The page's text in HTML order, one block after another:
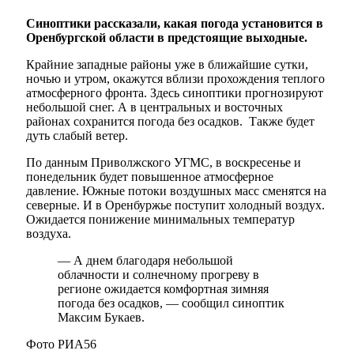
Синоптики рассказали, какая погода установится в
Оренбургской области в предстоящие выходные.
Крайние западные районы уже в ближайшие сутки,
ночью и утром, окажутся вблизи прохождения теплого
атмосферного фронта. Здесь синоптики прогнозируют
небольшой снег. А в центральных и восточных
районах сохранится погода без осадков. Также будет
дуть слабый ветер.
По данным Приволжского УГМС, в воскресенье и
понедельник будет повышенное атмосферное
давление. Южные потоки воздушных масс сменятся на
северные. И в Оренбуржье поступит холодный воздух.
Ожидается понижение минимальных температур
воздуха.
— А днем благодаря небольшой
облачности и солнечному прогреву в
регионе ожидается комфортная зимняя
погода без осадков, — сообщил синоптик
Максим Букаев.
Фото РИА56